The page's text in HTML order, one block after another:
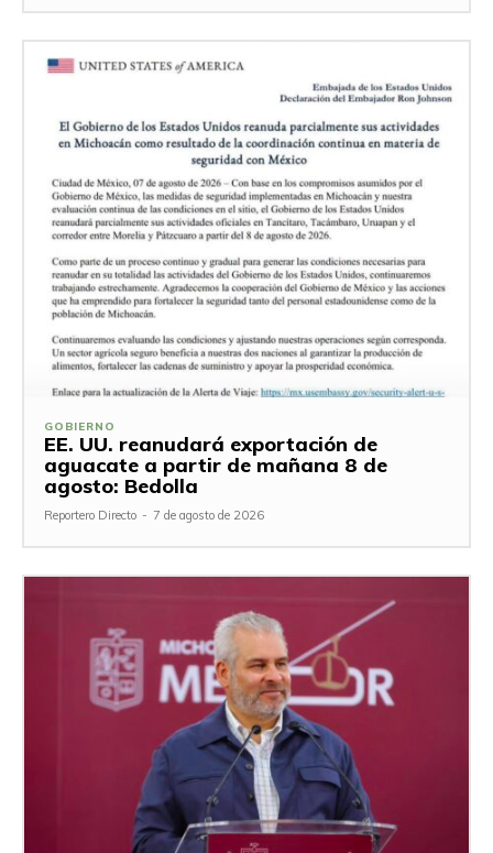
GOBIERNO
EE. UU. reanudará exportación de
aguacate a partir de mañana 8 de
agosto: Bedolla
Reportero Directo - 7 de agosto de 2026